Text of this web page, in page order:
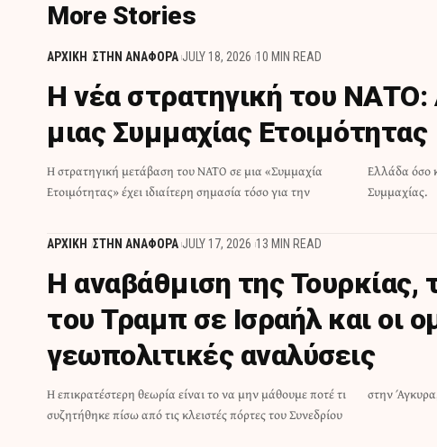
More Stories
ΑΡΧΙΚΗ ΣΤΗΝ ΑΝΑΦΟΡΑ JULY 18, 2026 10 MIN READ
Η νέα στρατηγική του
μιας Συμμαχίας Ετοιμότητας
H στρατηγική μετάβαση του ΝΑΤΟ σε μια «Συμμαχία
Ετοιμότητας» έχει ιδιαίτερη σημασία τόσο για την
Ελλάδα όσο και για το σύνολο των κρατών μελών της
Συμμαχίας.
ΑΡΧΙΚΗ ΣΤΗΝ ΑΝΑΦΟΡΑ JULY 17, 2026 13 MIN READ
Η αναβάθμιση της Τουρκίας,
του Τραμπ σε Ισραήλ και οι
γεωπολιτικές αναλύσεις
Η επικρατέστερη θεωρία είναι το να μην μάθουμε ποτέ τι
συζητήθηκε πίσω από τις κλειστές πόρτες του Συνεδρίου
στην